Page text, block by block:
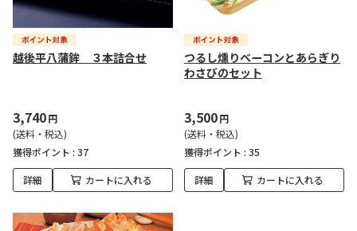
越後平八蒲鉾 ３本詰合せ
3,740円
(送料・税込)
獲得ポイント : 37
詳細 カートに入れる
つるし燻りベーコンとあらぎり
わさびのセット
3,500円
(送料・税込)
獲得ポイント : 35
詳細 カートに入れる